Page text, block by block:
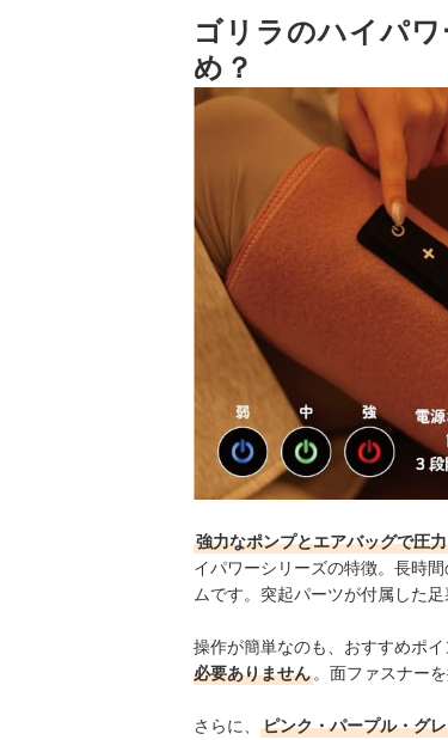
5 強力な刺激にこだわるなら
ゴリラのハイパワーシリーズ全5商
全身をもみほぐしたいなら、マッサ
ゴリラのハイパワーシリーズの売れ
ゴリラのハイパ
め？
強力なポンプとエアバッグで圧
イパワーシリーズの特徴。長時
ムです。突起パーツが付属した
操作が簡単なのも、おすすめポイ
必要ありません。面ファスナー
さらに、 ピンク・パープル・グ